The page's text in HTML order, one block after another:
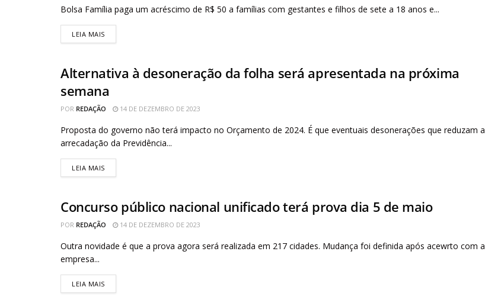
Bolsa Família paga um acréscimo de R$ 50 a famílias com gestantes e filhos de sete a 18 anos e...
LEIA MAIS
AGÊNCIA BRASIL
Alternativa à desoneração da folha será apresentada na próxima
semana
POR REDAÇÃO 14 DE DEZEMBRO DE 2023
Proposta do governo não terá impacto no Orçamento de 2024. É que eventuais desonerações que reduzam a
arrecadação da Previdência...
LEIA MAIS
AGÊNCIA BRASIL
Concurso público nacional unificado terá prova dia 5 de maio
POR REDAÇÃO 14 DE DEZEMBRO DE 2023
Outra novidade é que a prova agora será realizada em 217 cidades. Mudança foi definida após acewrto com a
empresa...
LEIA MAIS